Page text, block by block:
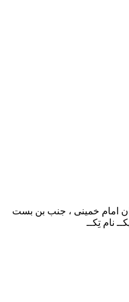
امام خمینی ، جنب بن بست
نام تِکــ